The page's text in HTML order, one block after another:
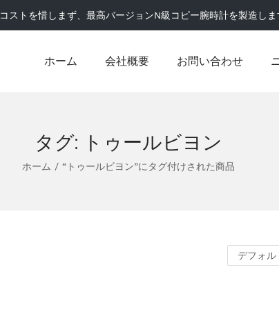
コストを惜しまず、最高バージョンN級コピー腕時計を製造しま
ホーム 会社概要 お問い合わせ
タグ: トゥールビヨン
ホーム / “トゥールビヨン”にタグ付けされた商品